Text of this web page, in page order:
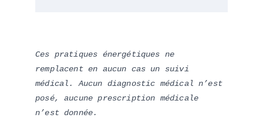
Ces pratiques énergétiques ne
remplacent en aucun cas un suivi
médical. Aucun diagnostic médical n’est
posé, aucune prescription médicale
n’est donnée.